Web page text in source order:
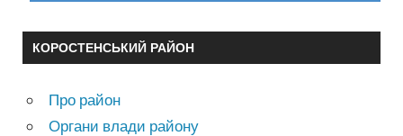
КОРОСТЕНСЬКИЙ РАЙОН
Про район
Органи влади району